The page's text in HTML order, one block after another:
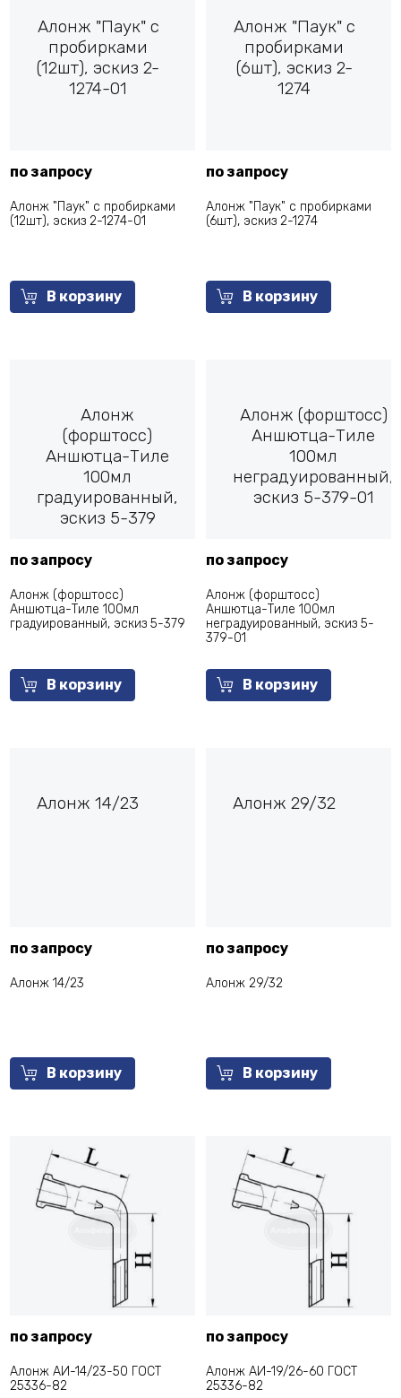
Алонж "Паук" с
пробирками
(12шт), эскиз 2-
1274-01
по запросу
Алонж "Паук" с пробирками
(12шт), эскиз 2-1274-01
В корзину
Алонж "Паук" с
пробирками
(6шт), эскиз 2-
1274
по запросу
Алонж "Паук" с пробирками
(6шт), эскиз 2-1274
В корзину
Алонж
(форштосс)
Аншютца-Тиле
100мл
градуированный,
эскиз 5-379
по запросу
Алонж (форштосс)
Аншютца-Тиле 100мл
градуированный, эскиз 5-379
В корзину
Алонж (форштосс)
Аншютца-Тиле
100мл
неградуированный,
эскиз 5-379-01
по запросу
Алонж (форштосс)
Аншютца-Тиле 100мл
неградуированный, эскиз 5-
379-01
В корзину
Алонж 14/23
по запросу
Алонж 14/23
В корзину
Алонж 29/32
по запросу
Алонж 29/32
В корзину
по запросу
Алонж АИ-14/23-50 ГОСТ
25336-82
по запросу
Алонж АИ-19/26-60 ГОСТ
25336-82